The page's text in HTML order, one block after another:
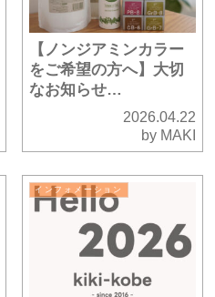
【ノンジアミンカラー
をご希望の方へ】大切
なお知らせ…
2026.04.22
by MAKI
インフォメーション